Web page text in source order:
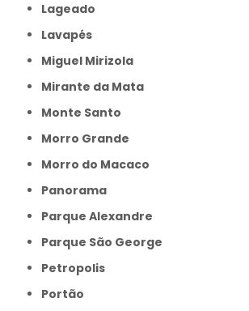
Lageado
Lavapés
Miguel Mirizola
Mirante da Mata
Monte Santo
Morro Grande
Morro do Macaco
Panorama
Parque Alexandre
Parque São George
Petropolis
Portão